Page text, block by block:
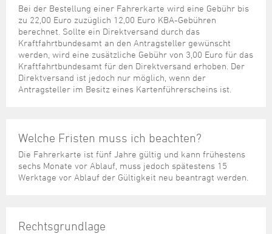
Bei der Bestellung einer Fahrerkarte wird eine Gebühr bis
zu 22,00 Euro zuzüglich 12,00 Euro KBA-Gebühren
berechnet. Sollte ein Direktversand durch das
Kraftfahrtbundesamt an den Antragsteller gewünscht
werden, wird eine zusätzliche Gebühr von 3,00 Euro für das
Kraftfahrtbundesamt für den Direktversand erhoben. Der
Direktversand ist jedoch nur möglich, wenn der
Antragsteller im Besitz eines Kartenführerscheins ist.
Welche Fristen muss ich beachten?
Die Fahrerkarte ist fünf Jahre gültig und kann frühestens
sechs Monate vor Ablauf, muss jedoch spätestens 15
Werktage vor Ablauf der Gültigkeit neu beantragt werden.
Rechtsgrundlage